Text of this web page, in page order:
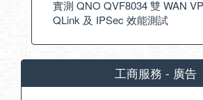
實測 QNO QVF8034 雙 WAN
QLink 及 IPSec 效能測試
工商服務 - 廣告